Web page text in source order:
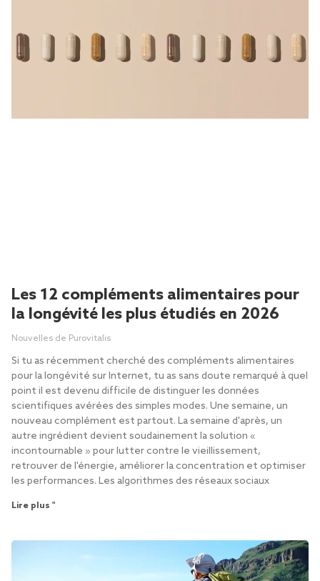
Les 12 compléments alimentaires pour
la longévité les plus étudiés en 2026
Nouvelles de Purovitalis
Si tu as récemment cherché des compléments alimentaires
pour la longévité sur Internet, tu as sans doute remarqué à quel
point il est devenu difficile de distinguer les données
scientifiques avérées des simples modes. Une semaine, un
nouveau complément est partout. La semaine d'après, un
autre ingrédient devient soudainement la solution «
incontournable » pour lutter contre le vieillissement,
retrouver de l'énergie, améliorer la concentration et optimiser
les performances. Les algorithmes des réseaux sociaux
Lire plus "